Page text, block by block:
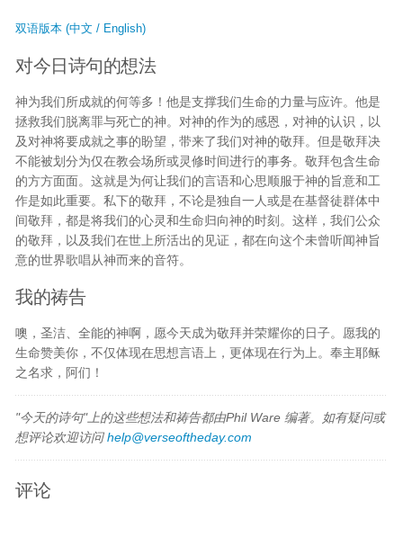
双语版本 (中文 / English)
对今日诗句的想法
神为我们所成就的何等多！他是支撑我们生命的力量与应许。他是
拯救我们脱离罪与死亡的神。对神的作为的感恩，对神的认识，以
及对神将要成就之事的盼望，带来了我们对神的敬拜。但是敬拜决
不能被划分为仅在教会场所或灵修时间进行的事务。敬拜包含生命
的方方面面。这就是为何让我们的言语和心思顺服于神的旨意和工
作是如此重要。私下的敬拜，不论是独自一人或是在基督徒群体中
间敬拜，都是将我们的心灵和生命归向神的时刻。这样，我们公众
的敬拜，以及我们在世上所活出的见证，都在向这个未曾听闻神旨
意的世界歌唱从神而来的音符。
我的祷告
噢，圣洁、全能的神啊，愿今天成为敬拜并荣耀你的日子。愿我的
生命赞美你，不仅体现在思想言语上，更体现在行为上。奉主耶稣
之名求，阿们！
"今天的诗句"上的这些想法和祷告都由Phil Ware 编著。如有疑问或
想评论欢迎访问help@verseoftheday.com
评论